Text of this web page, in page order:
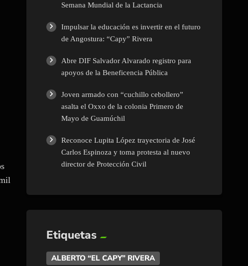
Semana Mundial de la Lactancia
Impulsar la educación es invertir en el futuro
de Angostura: “Capy” Rivera
Abre DIF Salvador Alvarado registro para
apoyos de la Beneficencia Pública
Joven armado con “cuchillo cebollero”
asalta el Oxxo de la colonia Primero de
Mayo de Guamúchil
Reconoce Lupita López trayectoria de José
Carlos Espinoza y toma protesta al nuevo
director de Protección Civil
Etiquetas
ALBERTO “EL CAPY” RIVERA